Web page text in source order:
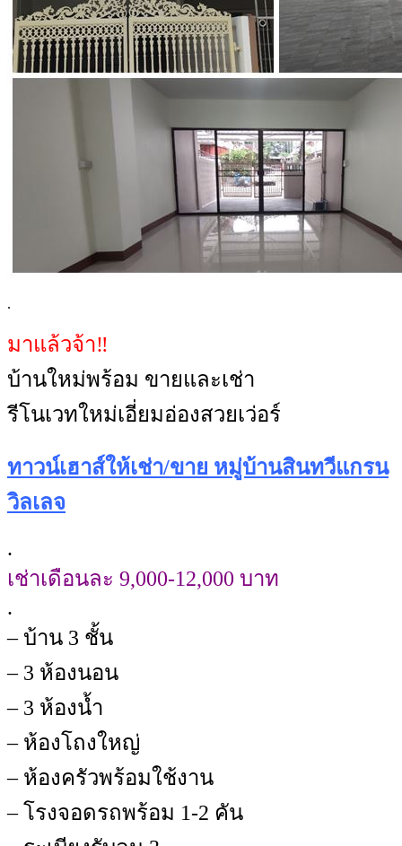
.
มาแล้วจ้า‼️
บ้านใหม่พร้อม ขายและเช่า
รีโนเวทใหม่เอี่ยมอ่องสวยเว่อร์
ทาวน์เฮาส์ให้เช่า/ขาย หมู่บ้านสินทวีแกรน
วิลเลจ
.
เช่าเดือนละ 9,000-12,000 บาท
.
– บ้าน 3 ชั้น
– 3 ห้องนอน
– 3 ห้องน้ำ
– ห้องโถงใหญ่
– ห้องครัวพร้อมใช้งาน
– โรงจอดรถพร้อม 1-2 คัน